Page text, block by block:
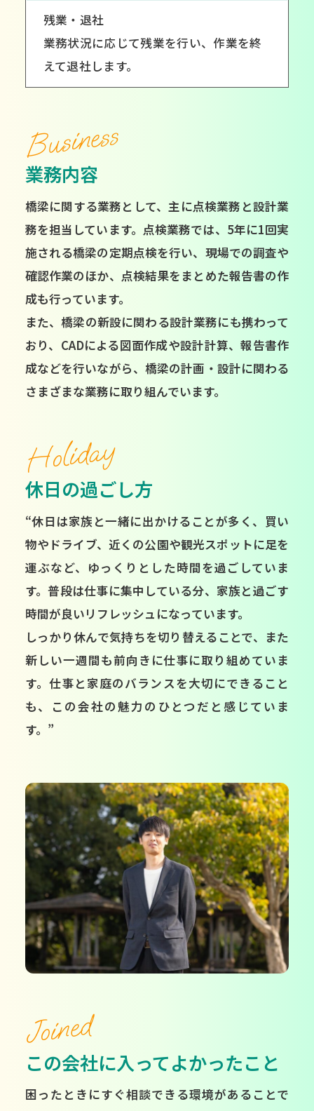
残業・退社
業務状況に応じて残業を行い、作業を終
えて退社します。
Business
業務内容
橋梁に関する業務として、主に点検業務と設計業
務を担当しています。点検業務では、5年に1回実
施される橋梁の定期点検を行い、現場での調査や
確認作業のほか、点検結果をまとめた報告書の作
成も行っています。
また、橋梁の新設に関わる設計業務にも携わって
おり、CADによる図面作成や設計計算、報告書作
成などを行いながら、橋梁の計画・設計に関わる
さまざまな業務に取り組んでいます。
Holiday
休日の過ごし方
“休日は家族と一緒に出かけることが多く、買い
物やドライブ、近くの公園や観光スポットに足を
運ぶなど、ゆっくりとした時間を過ごしていま
す。普段は仕事に集中している分、家族と過ごす
時間が良いリフレッシュになっています。
しっかり休んで気持ちを切り替えることで、また
新しい一週間も前向きに仕事に取り組めていま
す。仕事と家庭のバランスを大切にできること
も、この会社の魅力のひとつだと感じていま
す。”
Joined
この会社に入ってよかったこと
困ったときにすぐ相談できる環境があることで